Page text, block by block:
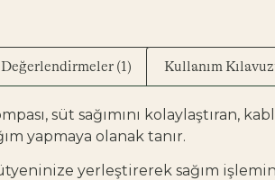
Değerlendirmeler (1) Kullanım
süt sağımını kolaylaştıran,
yapmaya olanak tanır.
yerleştirerek sağım